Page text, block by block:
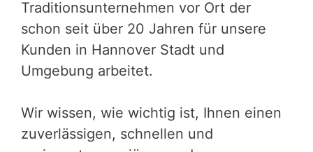
Traditionsunternehmen vor Ort der
schon seit über 20 Jahren für unsere
Kunden in Hannover Stadt und
Umgebung arbeitet.
Wir wissen, wie wichtig ist, Ihnen einen
zuverlässigen, schnellen und